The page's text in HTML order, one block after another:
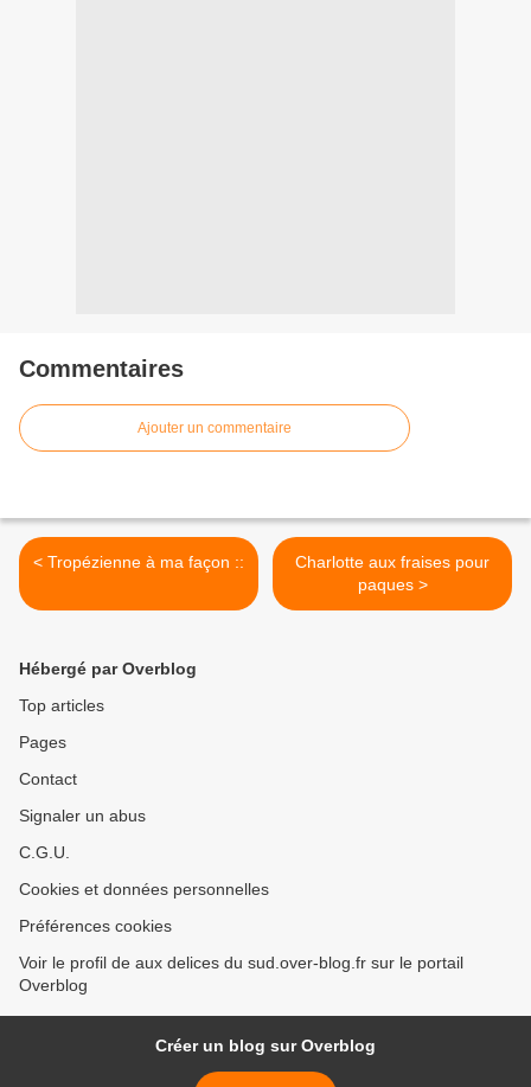
Commentaires
Ajouter un commentaire
< Tropézienne à ma façon ::
Charlotte aux fraises pour
paques >
Hébergé par Overblog
Top articles
Pages
Contact
Signaler un abus
C.G.U.
Cookies et données personnelles
Préférences cookies
Voir le profil de aux delices du sud.over-blog.fr sur le portail
Overblog
Créer un blog sur Overblog